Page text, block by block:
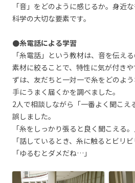
「音」をどのように感じるか。身近
科学の大切な要素です。
●糸電話による学習
「糸電話」という教材は、音を伝え
素材に絞ることで、特性に気が付き
ずは、友だちと一対一で糸をどのよ
手にうまく届くかを調べました。
2人で相談しながら「一番よく聞こえ
誤しました。
「糸をしっかり張ると良く聞こえる。
「話しているとき、糸に触るとビリビ
「ゆるむとダメだね…」